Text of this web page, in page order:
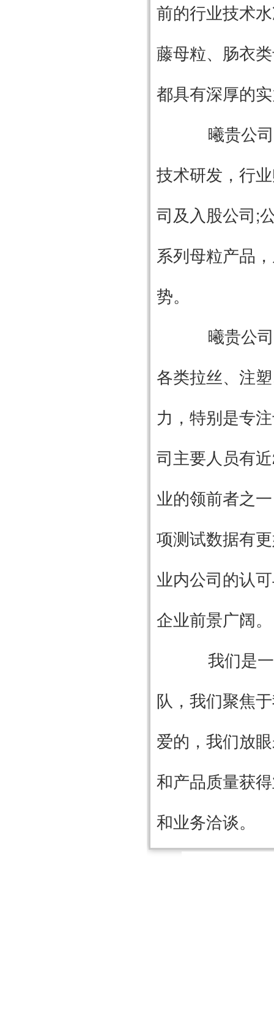
前的行业技术
藤母粒、肠衣
都具有深厚的
曦贵公司
技术研发，行
司及入股公司;
系列母粒产品
势。
曦贵公司
各类拉丝、注
力，特别是专
司主要人员有
业的领前者之
项测试数据有
业内公司的认
企业前景广阔。
我们是一
队，我们聚焦
爱的，我们放
和产品质量获
和业务洽谈。